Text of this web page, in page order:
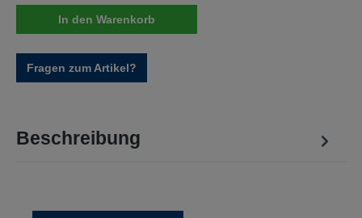
In den Warenkorb
Fragen zum Artikel?
Beschreibung